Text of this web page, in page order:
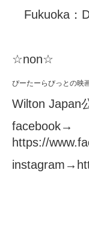
Fukuoka：
☆non☆
ぴーたーらびっとの映
Wilton Japan
facebook→
https://
instagram→